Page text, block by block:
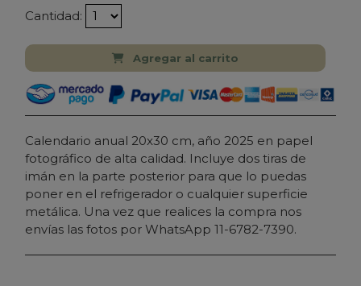
Cantidad:
Agregar al carrito
Calendario anual 20x30 cm, año 2025 en papel
fotográfico de alta calidad. Incluye dos tiras de
imán en la parte posterior para que lo puedas
poner en el refrigerador o cualquier superficie
metálica. Una vez que realices la compra nos
envías las fotos por WhatsApp 11-6782-7390.